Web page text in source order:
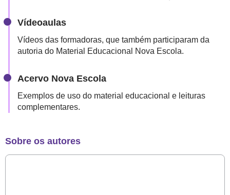
FUNDAMENTAL
ALINHADO
AO
DO
PIAUÍ:
COMO
LO
PARA
Vídeoaulas
Vídeos das formadoras, que também participaram da
autoria do Material Educacional Nova Escola.
Acervo Nova Escola
Exemplos de uso do material educacional e leituras
complementares.
Sobre os autores